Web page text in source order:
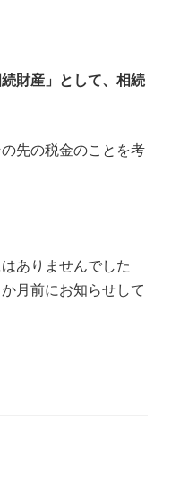
財産」として、相続
先の税金のことを考
ありませんでした
月前にお知らせして